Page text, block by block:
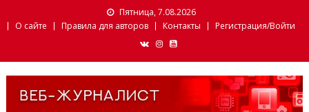
Пятница, 7.08.2026
О сайте
Правила для авторов Контакты Регистрация/Войти